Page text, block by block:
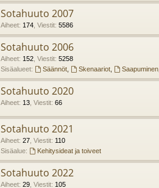
Sotahuuto 2007
Aiheet: 174 Viestit: 5586
Sotahuuto 2006
Aiheet: 152 Viestit: 5258
Sisäalueet:
Säännöt, Skenaariot, Saapuminen,
Sotahuuto 2020
Aiheet: 13 Viestit: 66
Sotahuuto 2021
Aiheet: 27 Viestit: 110
Sisäalue:
Kehitysideat ja toiveet
Sotahuuto 2022
Aiheet: 29 Viestit: 105